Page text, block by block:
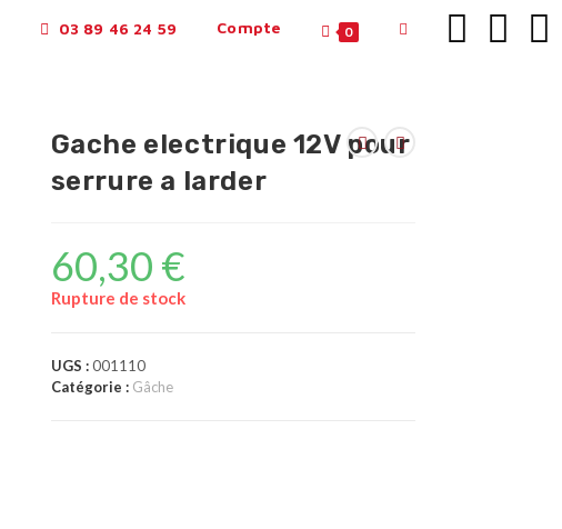
03 89 46 24 59 Compte 0
Gache electrique 12V pour
serrure a larder
60,30 €
Rupture de stock
UGS :001110
Catégorie : Gâche